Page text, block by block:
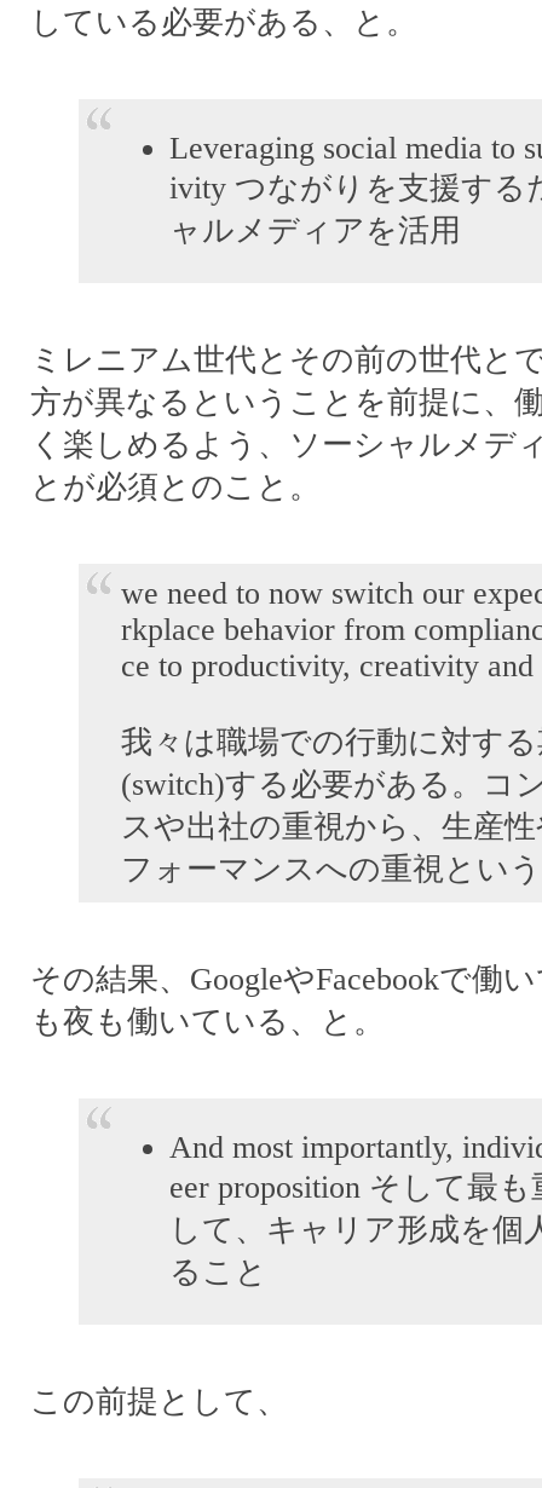
している必要がある、と。
Leveraging social media to
ivity つながりを支援する
ャルメディアを活用
ミレニアム世代とその前の世代と
方が異なるということを前提に、
く楽しめるよう、ソーシャルメデ
とが必須とのこと。
we need to now switch our
rkplace behavior from
ce to productivity, creativity and
我々は職場での行動に対す
(switch)する必要がある。コ
スや出社の重視から、生産
フォーマンスへの重視とい
その結果、GoogleやFacebookで働
も夜も働いている、と。
And most importantly,
eer proposition そして最
して、キャリア形成を個
ること
この前提として、